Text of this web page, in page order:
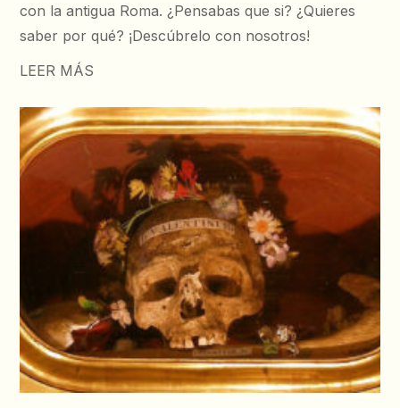
con la antigua Roma. ¿Pensabas que si? ¿Quieres
saber por qué? ¡Descúbrelo con nosotros!
LEER MÁS